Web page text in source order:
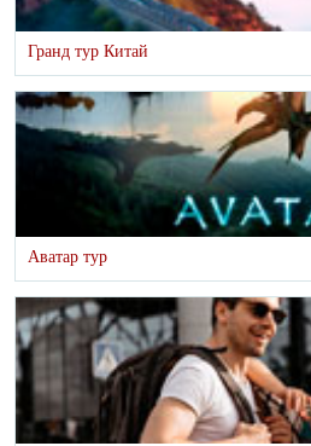
Гранд тур Китай
Аватар тур